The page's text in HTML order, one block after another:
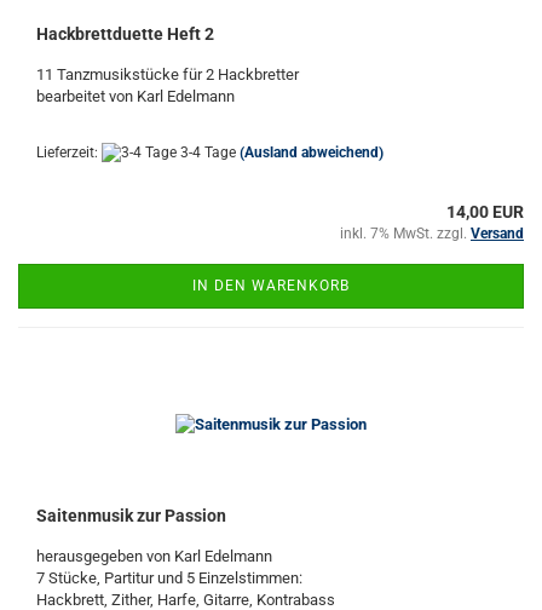
Hackbrettduette Heft 2
11 Tanzmusikstücke für 2 Hackbretter
bearbeitet von Karl Edelmann
Lieferzeit: 3-4 Tage (Ausland abweichend)
14,00 EUR
inkl. 7% MwSt. zzgl. Versand
IN DEN WARENKORB
Saitenmusik zur Passion
herausgegeben von Karl Edelmann
7 Stücke, Partitur und 5 Einzelstimmen:
Hackbrett, Zither, Harfe, Gitarre, Kontrabass